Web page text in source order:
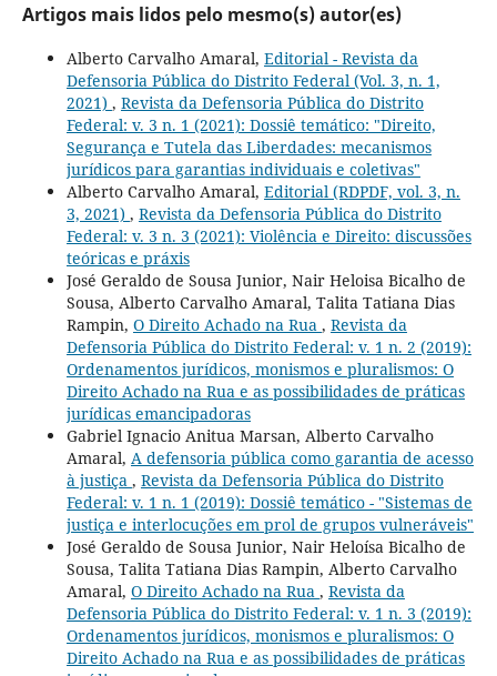
Artigos mais lidos pelo mesmo(s) autor(es)
Alberto Carvalho Amaral, Editorial - Revista da
Defensoria Pública do Distrito Federal (Vol. 3, n. 1,
2021) , Revista da Defensoria Pública do Distrito
Federal: v. 3 n. 1 (2021): Dossiê temático: "Direito,
Segurança e Tutela das Liberdades: mecanismos
jurídicos para garantias individuais e coletivas"
Alberto Carvalho Amaral, Editorial (RDPDF, vol. 3, n.
3, 2021) , Revista da Defensoria Pública do Distrito
Federal: v. 3 n. 3 (2021): Violência e Direito: discussões
teóricas e práxis
José Geraldo de Sousa Junior, Nair Heloisa Bicalho de
Sousa, Alberto Carvalho Amaral, Talita Tatiana Dias
Rampin, O Direito Achado na Rua , Revista da
Defensoria Pública do Distrito Federal: v. 1 n. 2 (2019):
Ordenamentos jurídicos, monismos e pluralismos: O
Direito Achado na Rua e as possibilidades de práticas
jurídicas emancipadoras
Gabriel Ignacio Anitua Marsan, Alberto Carvalho
Amaral, A defensoria pública como garantia de acesso
à justiça , Revista da Defensoria Pública do Distrito
Federal: v. 1 n. 1 (2019): Dossiê temático - "Sistemas de
justiça e interlocuções em prol de grupos vulneráveis"
José Geraldo de Sousa Junior, Nair Heloísa Bicalho de
Sousa, Talita Tatiana Dias Rampin, Alberto Carvalho
Amaral, O Direito Achado na Rua , Revista da
Defensoria Pública do Distrito Federal: v. 1 n. 3 (2019):
Ordenamentos jurídicos, monismos e pluralismos: O
Direito Achado na Rua e as possibilidades de práticas